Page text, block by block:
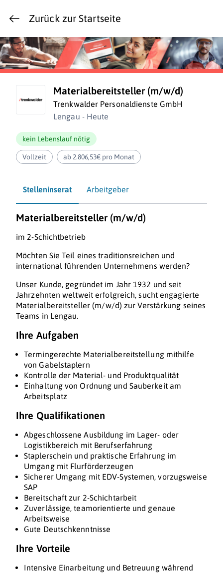
Zurück zur Startseite
Materialbereitsteller (m/w/d)
Trenkwalder Personaldienste GmbH
Lengau - Heute
kein Lebenslauf nötig
Vollzeit ab 2.806,53€ pro Monat
Stelleninserat Arbeitgeber
Materialbereitsteller (m/w/d)
im 2-Schichtbetrieb
Möchten Sie Teil eines traditionsreichen und
international führenden Unternehmens werden?
Unser Kunde, gegründet im Jahr 1932 und seit
Jahrzehnten weltweit erfolgreich, sucht engagierte
Materialbereitsteller (m/w/d) zur Verstärkung seines
Teams in Lengau.
Ihre Aufgaben
Termingerechte Materialbereitstellung mithilfe
von Gabelstaplern
Kontrolle der Material- und Produktqualität
Einhaltung von Ordnung und Sauberkeit am
Arbeitsplatz
Ihre Qualifikationen
Abgeschlossene Ausbildung im Lager- oder
Logistikbereich mit Berufserfahrung
Staplerschein und praktische Erfahrung im
Umgang mit Flurförderzeugen
Sicherer Umgang mit EDV-Systemen, vorzugsweise
SAP
Bereitschaft zur 2-Schichtarbeit
Zuverlässige, teamorientierte und genaue
Arbeitsweise
Gute Deutschkenntnisse
Ihre Vorteile
Intensive Einarbeitung und Betreuung während